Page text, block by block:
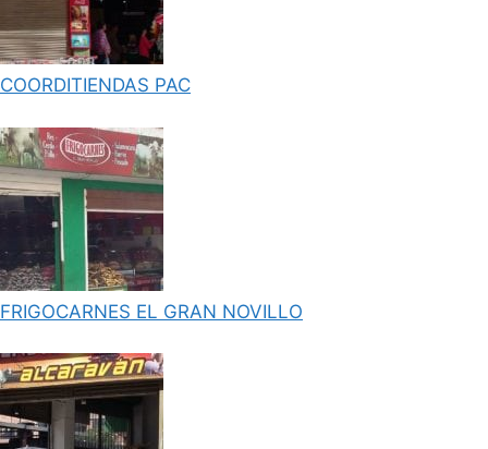
COORDITIENDAS PAC
FRIGOCARNES EL GRAN NOVILLO